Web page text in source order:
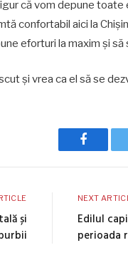
că vom depune
confortabil aici la
eforturi la maxim și să
și vrea ca el să se
și
NEXT
Edilul
perioada